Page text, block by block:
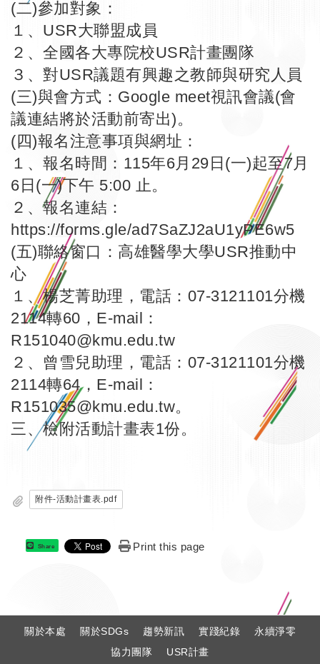
(二)參加對象：
１、USR大聯盟成員
２、全國各大專院校USR計畫團隊
３、對USR議題有興趣之教師與研究人員
(三)與會方式：Google meet視訊會議(會
議連結將於活動前寄出)。
(四)報名注意事項與網址：
１、報名時間：115年6月29日(一)起至7月
6日(一)下午 5:00 止。
２、報名連結：
https://forms.gle/ad7SaZJ2aU1yPE6w5
(五)聯絡窗口：高雄醫學大學USR推動中
心
１、楊芝菁助理，電話：07-3121101分機
2114轉60，E-mail：
R151040@kmu.edu.tw
２、曾雪兒助理，電話：07-3121101分機
2114轉64，E-mail：
R151035@kmu.edu.tw。
三、檢附活動計畫表1份。
附件-活動計畫表.pdf
Share Print this page
關於本處 關於SDGs 趨勢新訊 實踐紀錄
永續淨零
協力團隊
USR計畫